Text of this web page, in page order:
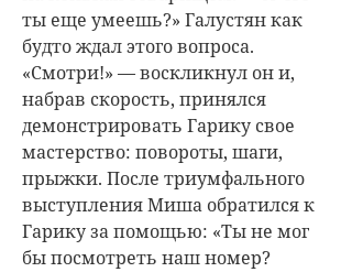
ты еще умеешь?» Галустян как
будто ждал этого вопроса.
«Смотри!» — воскликнул он и,
набрав скорость, принялся
демонстрировать Гарику свое
мастерство: повороты, шаги,
прыжки. После триумфального
выступления Миша обратился к
Гарику за помощью: «Ты не мог
бы посмотреть наш номер?